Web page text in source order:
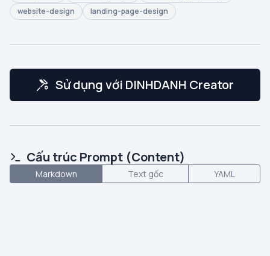
website-design
landing-page-design
Sử dụng với DINHDANH Creator
Cấu trúc Prompt (Content)
Markdown Text gốc YAML